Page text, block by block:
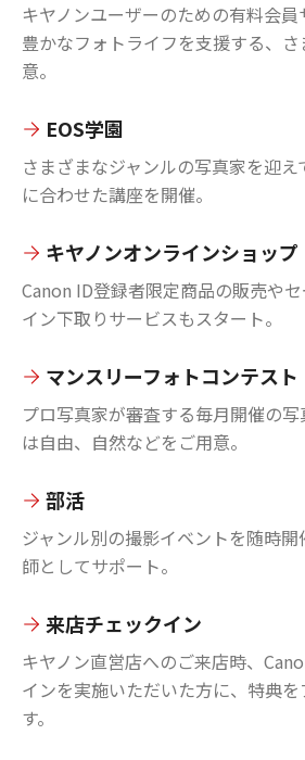
キヤノンユーザーのための有料会員
豊かなフォトライフを支援する、
意。
EOS学園
さまざまなジャンルの写真家を迎
に合わせた講座を開催。
キヤノンオンラインショップ
Canon ID登録者限定商品の販売や
イン下取りサービスもスタート。
マンスリーフォトコンテスト
プロ写真家が審査する毎月開催の
は自由、自然などをご用意。
部活
ジャンル別の撮影イベントを随時
師としてサポート。
来店チェックイン
キヤノン直営店へのご来店時、
インを実施いただいた方に、特典
す。